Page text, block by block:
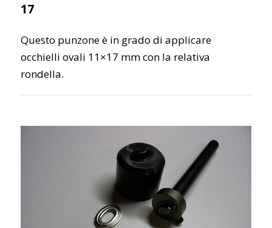
17
Questo punzone è in grado di applicare
occhielli ovali 11×17 mm con la relativa
rondella.